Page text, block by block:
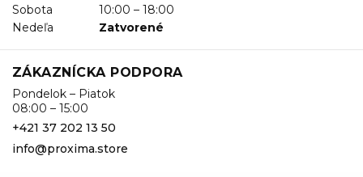
Sobota
10:00 – 18:00
Nedeľa
Zatvorené
ZÁKAZNÍCKA PODPORA
Pondelok – Piatok
08:00 – 15:00
+421 37 202 13 50
info@proxima.store